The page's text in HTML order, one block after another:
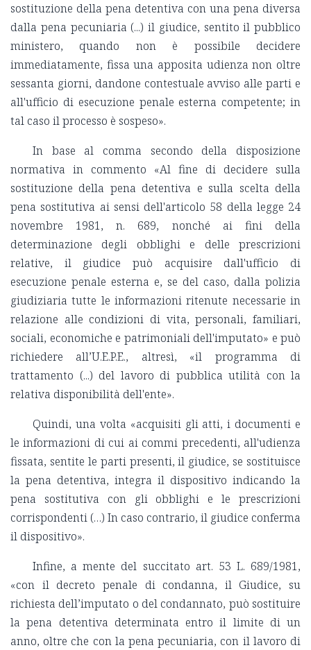
sostituzione della pena detentiva con una pena diversa
dalla pena pecuniaria (...) il giudice, sentito il pubblico
ministero, quando non è possibile decidere
immediatamente, fissa una apposita udienza non oltre
sessanta giorni, dandone contestuale avviso alle parti e
all'ufficio di esecuzione penale esterna competente; in
tal caso il processo è sospeso».
In base al comma secondo della disposizione
normativa in commento «Al fine di decidere sulla
sostituzione della pena detentiva e sulla scelta della
pena sostitutiva ai sensi dell'articolo 58 della legge 24
novembre 1981, n. 689, nonché ai fini della
determinazione degli obblighi e delle prescrizioni
relative, il giudice può acquisire dall'ufficio di
esecuzione penale esterna e, se del caso, dalla polizia
giudiziaria tutte le informazioni ritenute necessarie in
relazione alle condizioni di vita, personali, familiari,
sociali, economiche e patrimoniali dell'imputato» e può
richiedere all’U.E.P.E., altresì, «il programma di
trattamento (...) del lavoro di pubblica utilità con la
relativa disponibilità dell'ente».
Quindi, una volta «acquisiti gli atti, i documenti e
le informazioni di cui ai commi precedenti, all'udienza
fissata, sentite le parti presenti, il giudice, se sostituisce
la pena detentiva, integra il dispositivo indicando la
pena sostitutiva con gli obblighi e le prescrizioni
corrispondenti (…) In caso contrario, il giudice conferma
il dispositivo».
Infine, a mente del succitato art. 53 L. 689/1981,
«con il decreto penale di condanna, il Giudice, su
richiesta dell’imputato o del condannato, può sostituire
la pena detentiva determinata entro il limite di un
anno, oltre che con la pena pecuniaria, con il lavoro di